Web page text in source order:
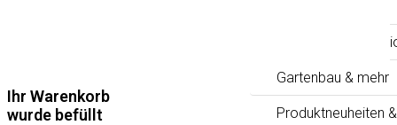
Floristik &
Gartenbau & mehr
Produktneuheiten
Ihr Warenkorb
wurde befüllt